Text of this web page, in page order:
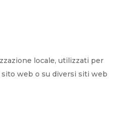
locale, utilizzati per
web o su diversi siti web